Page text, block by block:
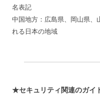
名表記
中国地方：広島県、岡山県、
れる日本の地域
★セキュリティ関連のガイ